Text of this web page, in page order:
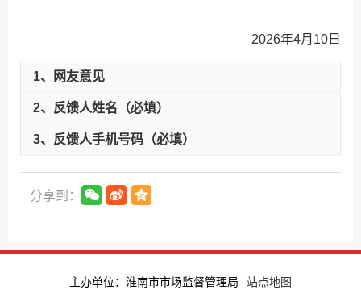
2026年4月10日
1、网友意见
2、反馈人姓名（必填）
3、反馈人手机号码（必填）
分享到：
主办单位：淮南市市场监督管理局 站点地图